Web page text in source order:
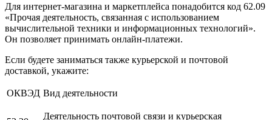
Для интернет-магазина и маркетплейса понадобится код 62.09
«Прочая деятельность, связанная с использованием
вычислительной техники и информационных технологий».
Он позволяет принимать онлайн-платежи.
Если будете заниматься также курьерской и почтовой
доставкой, укажите:
ОКВЭД Вид деятельности
Деятельность почтовой связи и курьерская